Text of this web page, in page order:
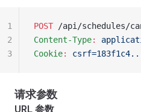
POST /api/schedules/
Content-Type:
Cookie:
1
2
3
请求参数
URL 参数